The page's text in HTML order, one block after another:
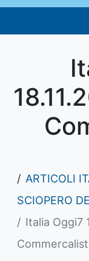
ARTICOLI
SCIOPERO
Italia Oggi7